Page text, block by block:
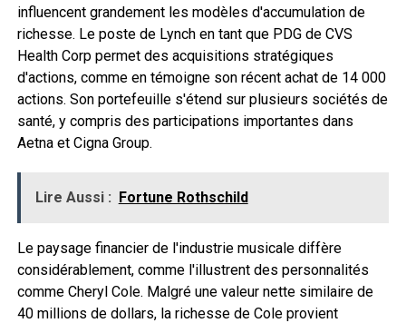
influencent grandement les modèles d'accumulation de
richesse. Le poste de Lynch en tant que PDG de CVS
Health Corp permet des acquisitions stratégiques
d'actions, comme en témoigne son récent achat de 14 000
actions. Son portefeuille s'étend sur plusieurs sociétés de
santé, y compris des participations importantes dans
Aetna et Cigna Group.
Lire Aussi : Fortune Rothschild
Le paysage financier de l'industrie musicale diffère
considérablement, comme l'illustrent des personnalités
comme Cheryl Cole. Malgré une valeur nette similaire de
40 millions de dollars, la richesse de Cole provient